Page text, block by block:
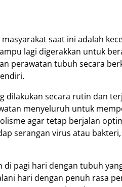
saat ini adalah
lagi digerakkan untuk
perawatan tubuh secara
secara rutin dan
menyeluruh untuk
agar tetap berjalan
serangan virus atau
pagi hari dengan tubuh
hari dengan penuh rasa